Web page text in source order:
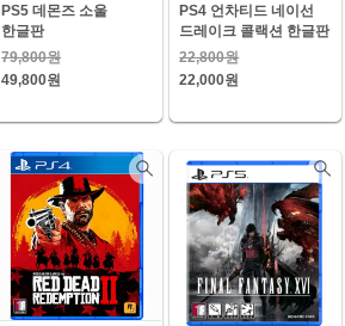
PS5 데몬즈 소울
한글판
79,800원
49,800원
PS4 언차티드 네이선
드레이크 콜랙션 한글판
22,800원
22,000원